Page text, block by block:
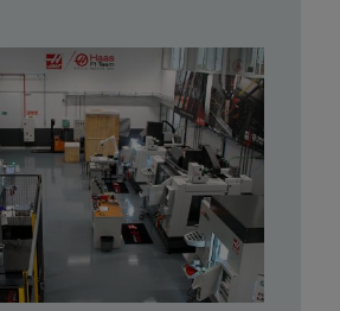
medir por coordenadas
TIGO SF 565
medir por coordenadas
Mistral 07.07.05
RA-400 de Mitutoyo
301 de Mitutoyo
Plus de Taylor Hobson
estereoscópico Leica